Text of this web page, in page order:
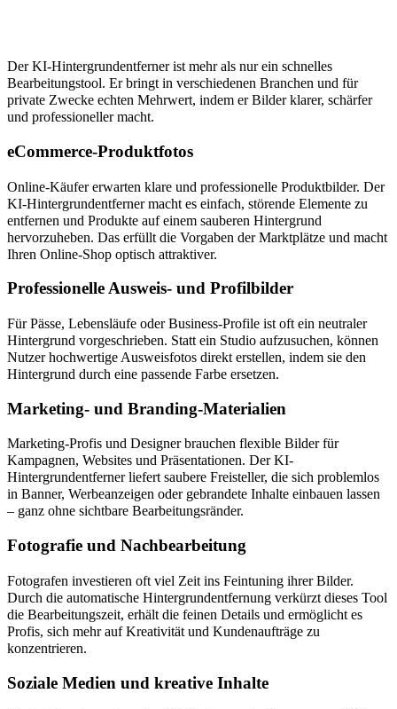
Der KI-Hintergrundentferner ist mehr als nur ein schnelles
Bearbeitungstool. Er bringt in verschiedenen Branchen und für
private Zwecke echten Mehrwert, indem er Bilder klarer, schärfer
und professioneller macht.
eCommerce-Produktfotos
Online-Käufer erwarten klare und professionelle Produktbilder. Der
KI-Hintergrundentferner macht es einfach, störende Elemente zu
entfernen und Produkte auf einem sauberen Hintergrund
hervorzuheben. Das erfüllt die Vorgaben der Marktplätze und macht
Ihren Online-Shop optisch attraktiver.
Professionelle Ausweis- und Profilbilder
Für Pässe, Lebensläufe oder Business-Profile ist oft ein neutraler
Hintergrund vorgeschrieben. Statt ein Studio aufzusuchen, können
Nutzer hochwertige Ausweisfotos direkt erstellen, indem sie den
Hintergrund durch eine passende Farbe ersetzen.
Marketing- und Branding-Materialien
Marketing-Profis und Designer brauchen flexible Bilder für
Kampagnen, Websites und Präsentationen. Der KI-
Hintergrundentferner liefert saubere Freisteller, die sich problemlos
in Banner, Werbeanzeigen oder gebrandete Inhalte einbauen lassen
– ganz ohne sichtbare Bearbeitungsränder.
Fotografie und Nachbearbeitung
Fotografen investieren oft viel Zeit ins Feintuning ihrer Bilder.
Durch die automatische Hintergrundentfernung verkürzt dieses Tool
die Bearbeitungszeit, erhält die feinen Details und ermöglicht es
Profis, sich mehr auf Kreativität und Kundenaufträge zu
konzentrieren.
Soziale Medien und kreative Inhalte